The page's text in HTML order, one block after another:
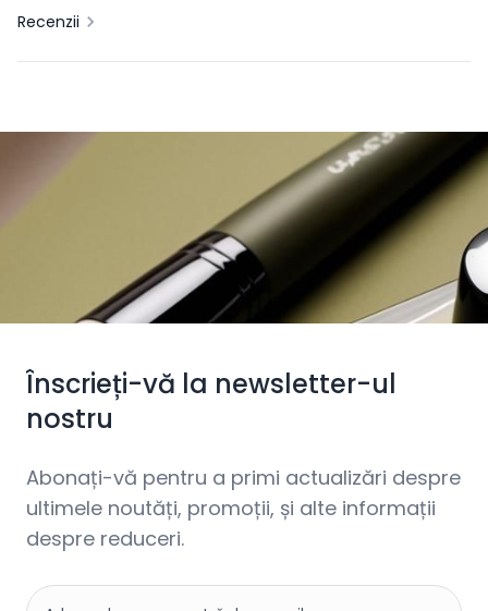
Recenzii
Înscrieți-vă la newsletter-ul
nostru
Abonați-vă pentru a primi actualizări despre
ultimele noutăți, promoții, și alte informații
despre reduceri.